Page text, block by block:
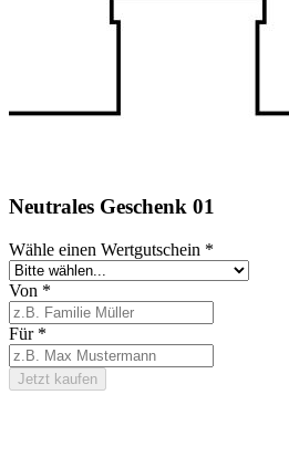
Neutrales Geschenk 01
Wähle einen Wertgutschein *
Von *
Für *
Jetzt kaufen